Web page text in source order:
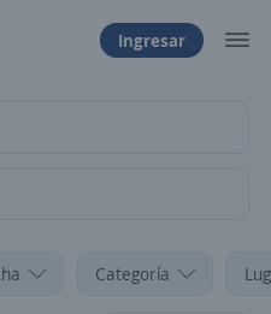
Ingresar
Categoría